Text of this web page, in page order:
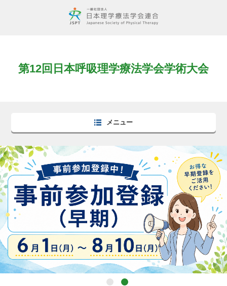
第12回日本呼吸理学療法学会学術大会
メニュー